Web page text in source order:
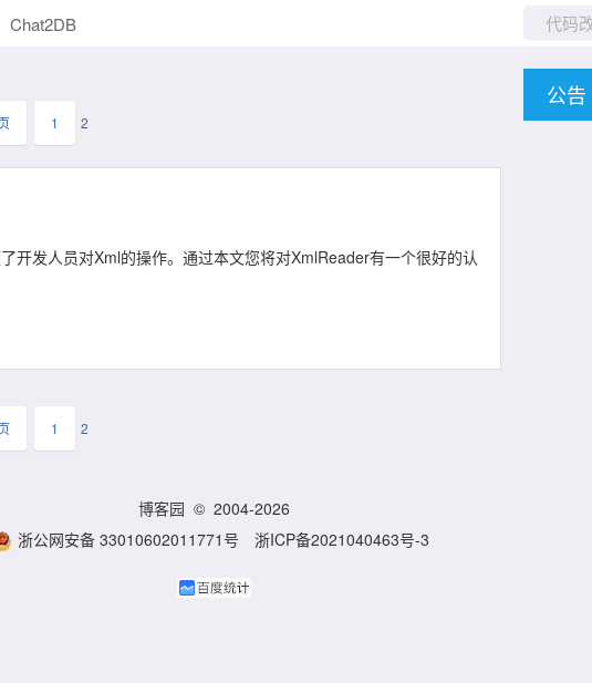
Chat2DB
1 2
开发人员对Xml的操作。通过本文您将对XmlReader有一个很好的认
1 2
公告
博客园 © 2004-2026
浙公网安备 33010602011771号
浙ICP备2021040463号-3